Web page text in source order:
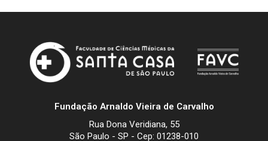
Fundação Arnaldo Vieira de Carvalho
Rua Dona Veridiana, 55
São Paulo - SP - Cep: 01238-010